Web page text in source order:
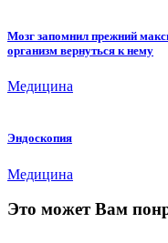
Мозг запомнил прежний
организм вернуться к нему
Медицина
Эндоскопия
Медицина
Это может Вам